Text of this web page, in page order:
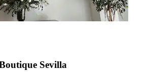
Sevilla